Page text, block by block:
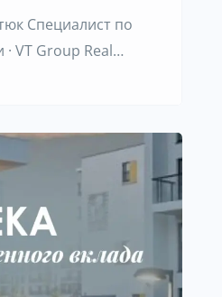
Специалист по
VT Group Real
месяцы одни
повторяются
и с теми, кто
с теми, кто
Раньше мне
«Полина,
[…]